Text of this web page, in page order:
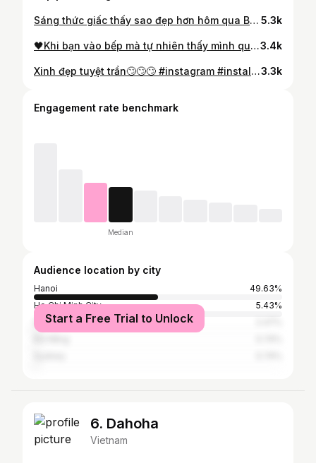
Sáng thức giấc thấy sao đẹp hơn hôm qua Bỗng dưng yêu đời up luôn 8 ảnh 1 post luôn😘😘😘 #instagram #instalike #instadaily 5.3k
🖤Khi bạn vào bếp mà tự nhiên thấy mình quá xinh đẹp #instagram #instadaily #instalike3.4k
Xinh đẹp tuyệt trần🙄🙄🙄 #instagram #instalike #instadaily3.3k
Engagement rate benchmark
Median
Audience location by city
Hanoi
49.63%
Ho Chi Minh City
5.43%
Hai Duong
Start a Free Trial to Unlock
6. Dahoha
Vietnam